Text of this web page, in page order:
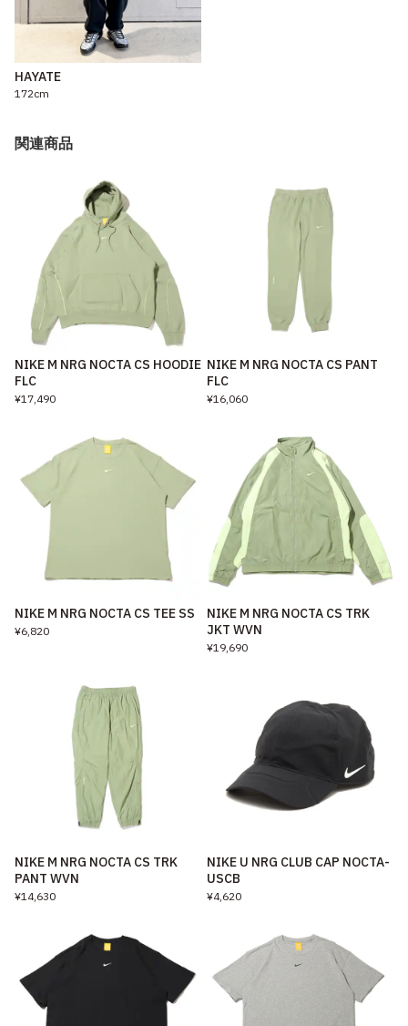
HAYATE
172cm
関連商品
NIKE M NRG NOCTA CS HOODIE
FLC
¥17,490
NIKE M NRG NOCTA CS PANT
FLC
¥16,060
NIKE M NRG NOCTA CS TEE SS
¥6,820
NIKE M NRG NOCTA CS TRK
JKT WVN
¥19,690
NIKE M NRG NOCTA CS TRK
PANT WVN
¥14,630
NIKE U NRG CLUB CAP NOCTA-
USCB
¥4,620